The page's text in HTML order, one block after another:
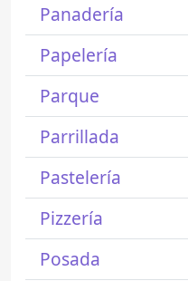
Panadería
Papelería
Parque
Parrillada
Pastelería
Pizzería
Posada